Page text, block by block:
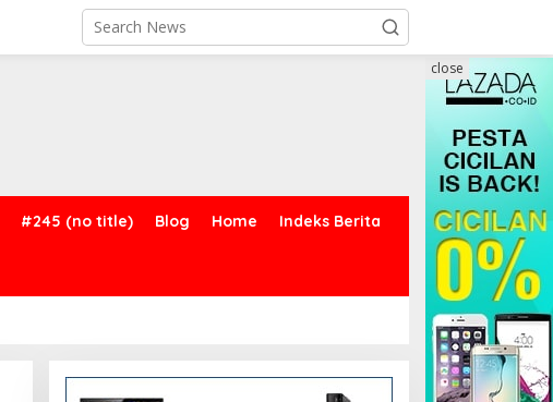
#245 (no title) Blog Home Indeks Berita
close